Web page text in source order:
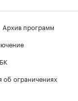
Архив программ
ограничениях